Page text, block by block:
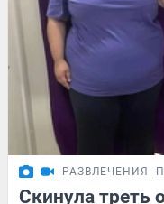
РАЗВЛЕЧЕНИЯ
Скинула треть